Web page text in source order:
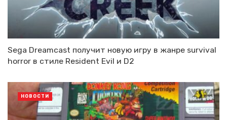
Sega Dreamcast получит новую игру в жанре survival
horror в стиле Resident Evil и D2
НОВОСТИ